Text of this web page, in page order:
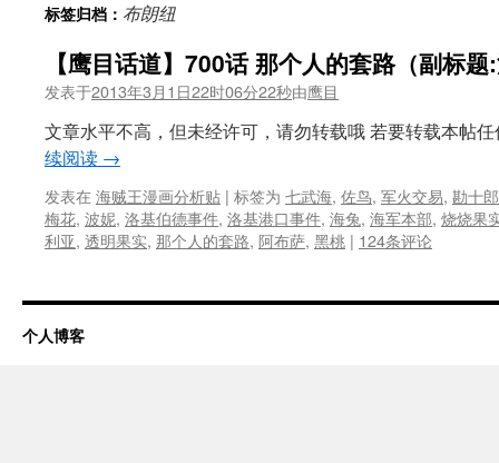
文标签归档： 布朗纽
【鹰目话道】700话 那个人的套路（副标
发表于2013年3月1日22时06分22秒由鹰目
文章水平不高，但未经许可，请勿转载哦 若要转载本帖
续阅读 →
发表在 海贼王漫画分析贴 | 标签为 七武海, 佐鸟, 军火交易, 勘十郎
梅花, 波妮, 洛基伯德事件, 洛基港口事件, 海兔, 海军本部, 烧烧果
利亚, 透明果实, 那个人的套路, 阿布萨, 黑桃 | 124条评论
个人博客